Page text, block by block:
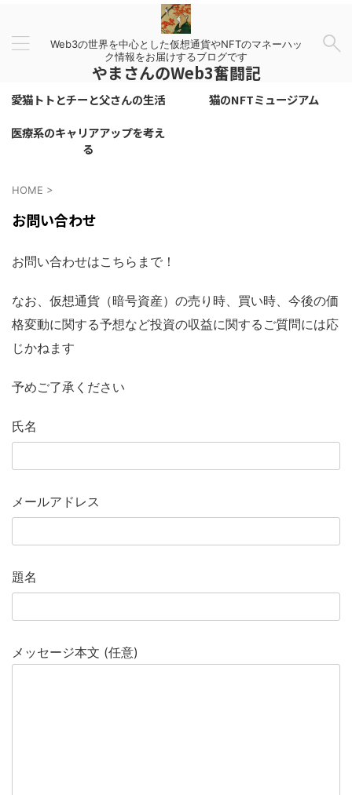
Web3の世界を中心とした仮想通貨やNFTのマネーハッ
ク情報をお届けするブログです
やまさんのWeb3奮闘記
愛猫トトとチーと父さんの生活
猫のNFTミュージアム
医療系のキャリアアップを考え
る
HOME >
お問い合わせ
お問い合わせはこちらまで！
なお、仮想通貨（暗号資産）の売り時、買い時、今後の価
格変動に関する予想など投資の収益に関するご質問には応
じかねます
予めご了承ください
氏名
メールアドレス
題名
メッセージ本文 (任意)